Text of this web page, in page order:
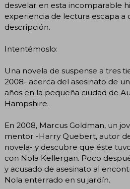
desvelar en esta incomparable
experiencia de lectura escapa a
descripción.
Intentémoslo:
Una novela de suspense a tres
2008- acerca del asesinato de
años en la pequeña ciudad de
Hampshire.
En 2008, Marcus Goldman, un
mentor -Harry Quebert, autor
novela- y descubre que éste
con Nola Kellergan. Poco
y acusado de asesinato al
Nola enterrado en su jardín.